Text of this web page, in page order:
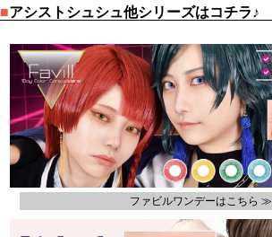
■アシストシュシュ他シリーズはコチラ♪
ファビルワンデーはこちら ≫